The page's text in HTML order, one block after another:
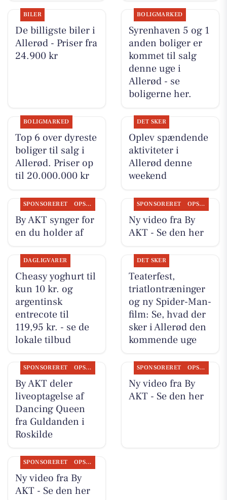
BILER
De billigste biler i
Allerød - Priser fra
24.900 kr
BOLIGMARKED
Syrenhaven 5 og 1
anden boliger er
kommet til salg
denne uge i
Allerød - se
boligerne her.
BOLIGMARKED
Top 6 over dyreste
boliger til salg i
Allerød. Priser op
til 20.000.000 kr
DET SKER
Oplev spændende
aktiviteter i
Allerød denne
weekend
SPONSORERET OPSLAGSTAVLEN
By AKT synger for
en du holder af
SPONSORERET OPSLAGSTAVLEN
Ny video fra By
AKT - Se den her
DAGLIGVARER
Cheasy yoghurt til
kun 10 kr. og
argentinsk
entrecote til
119,95 kr. - se de
lokale tilbud
DET SKER
Teaterfest,
triatlontræninger
og ny Spider-Man-
film: Se, hvad der
sker i Allerød den
kommende uge
SPONSORERET OPSLAGSTAVLEN
By AKT deler
liveoptagelse af
Dancing Queen
fra Guldanden i
Roskilde
SPONSORERET OPSLAGSTAVLEN
Ny video fra By
AKT - Se den her
SPONSORERET OPSLAGSTAVLEN
Ny video fra By
AKT - Se den her